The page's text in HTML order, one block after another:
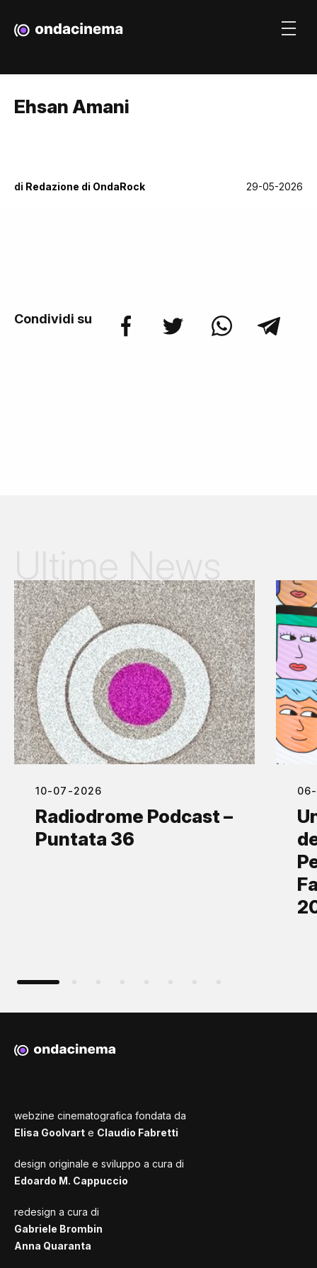
Ehsan Amani
di Redazione di OndaRock 29-05-2026
Condividi su
10-07-2026
Radiodrome Podcast –
Puntata 36
webzine cinematografica fondata da
Elisa Goolvart e Claudio Fabretti
design originale e sviluppo a cura di
Edoardo M. Cappuccio
redesign a cura di
Gabriele Brombin
Anna Quaranta